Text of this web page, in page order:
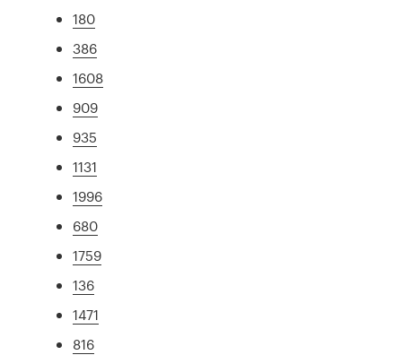
180
386
1608
909
935
1131
1996
680
1759
136
1471
816